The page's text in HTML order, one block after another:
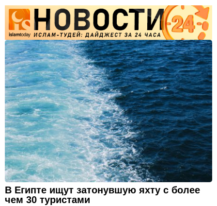
В Египте ищут затонувшую яхту с более
чем 30 туристами